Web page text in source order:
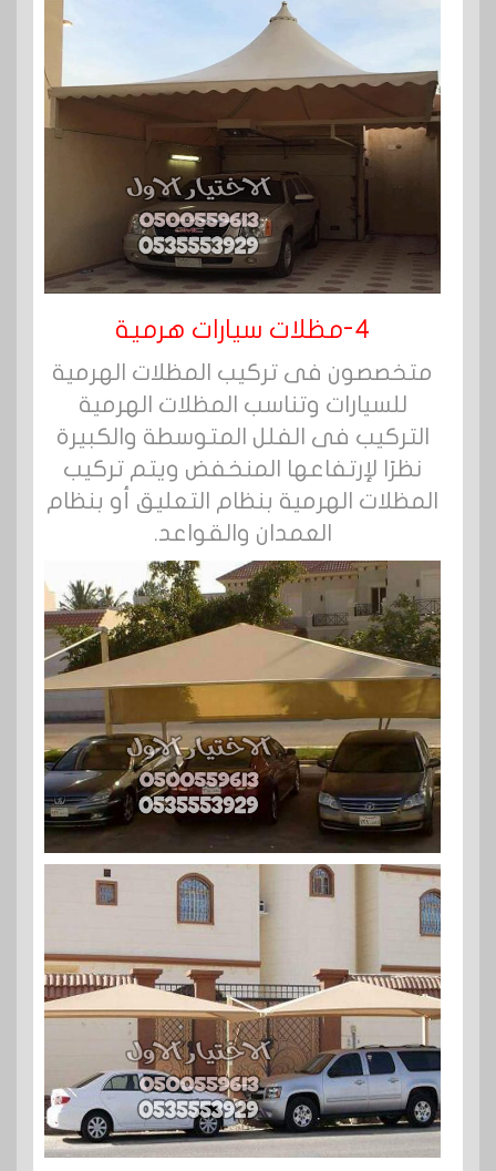
4-مظلات سيارات هرمية
متخصصون فى تركيب المظلات الهرمية
للسيارات وتناسب المظلات الهرمية
التركيب فى الفلل المتوسطة والكبيرة
نظرًا لإرتفاعها المنخفض ويتم تركيب
المظلات الهرمية بنظام التعليق أو بنظام
العمدان والقواعد.